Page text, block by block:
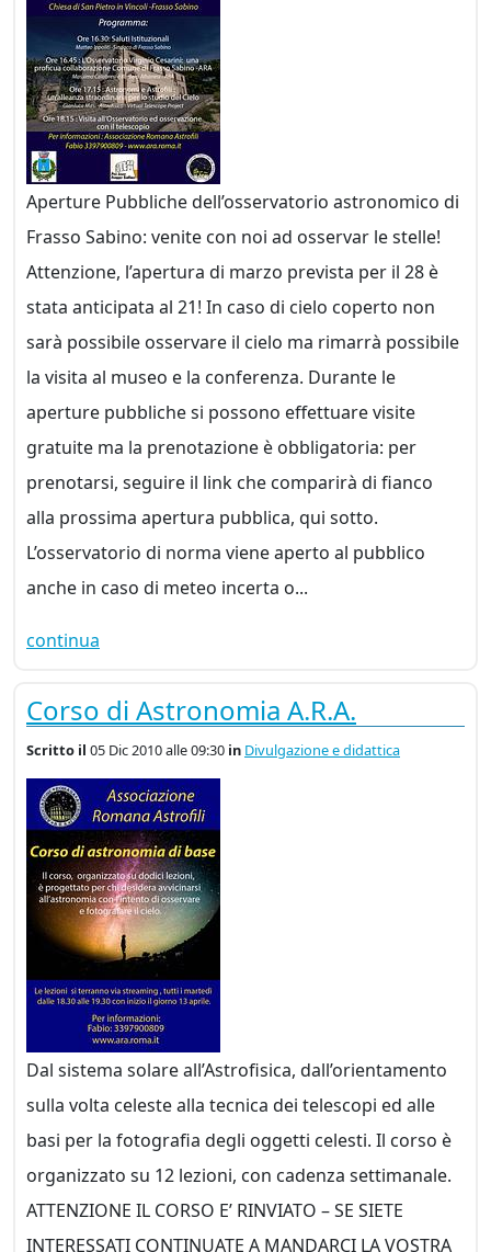
Aperture Pubbliche dell’osservatorio astronomico di
Frasso Sabino: venite con noi ad osservar le stelle!
Attenzione, l’apertura di marzo prevista per il 28 è
stata anticipata al 21! In caso di cielo coperto non
sarà possibile osservare il cielo ma rimarrà possibile
la visita al museo e la conferenza. Durante le
aperture pubbliche si possono effettuare visite
gratuite ma la prenotazione è obbligatoria: per
prenotarsi, seguire il link che comparirà di fianco
alla prossima apertura pubblica, qui sotto.
L’osservatorio di norma viene aperto al pubblico
anche in caso di meteo incerta o...
continua
Corso di Astronomia A.R.A.
Scritto il 05 Dic 2010 alle 09:30 in Divulgazione e didattica
Dal sistema solare all’Astrofisica, dall’orientamento
sulla volta celeste alla tecnica dei telescopi ed alle
basi per la fotografia degli oggetti celesti. Il corso è
organizzato su 12 lezioni, con cadenza settimanale.
ATTENZIONE IL CORSO E’ RINVIATO – SE SIETE
INTERESSATI CONTINUATE A MANDARCI LA VOSTRA